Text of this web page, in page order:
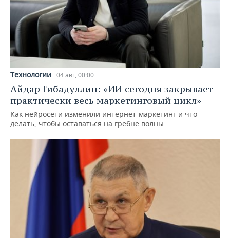
Технологии 04 авг, 00:00
Айдар Гибадуллин: «ИИ сегодня закрывает
практически весь маркетинговый цикл»
Как нейросети изменили интернет-маркетинг и что
делать, чтобы оставаться на гребне волны